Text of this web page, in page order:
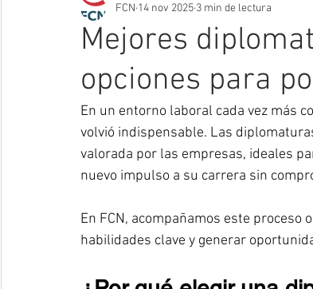
Programas Neurociencias Tutoriales
La Fundación Ventas Convenios
Tu comunidad Consejos para bloguear
Mejores
opciones para
FCN 14 nov 2025 3 min de lectura
En un entorno laboral cada vez más
volvió indispensable. Las
valorada por las empresas, ideales
nuevo impulso a su carrera sin
En FCN, acompañamos este
habilidades clave y generar